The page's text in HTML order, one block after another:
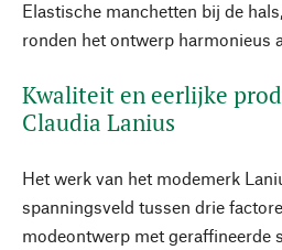
Elastische manchetten bij de
ronden het ontwerp harmonieus
Kwaliteit en eerlijke
Claudia Lanius
Het werk van het modemerk
spanningsveld tussen drie
modeontwerp met geraffineerde